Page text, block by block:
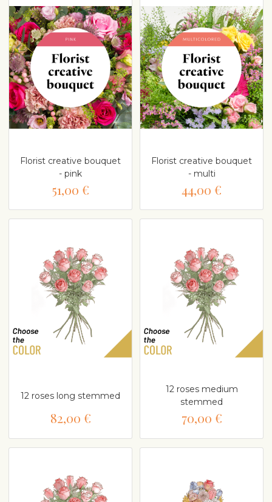
Florist creative bouquet
- pink
51,00 €
Florist creative bouquet
- multi
44,00 €
12 roses long stemmed
82,00 €
12 roses medium
stemmed
70,00 €